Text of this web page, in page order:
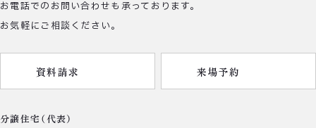
お電話でのお問い合わせも承っております。
お気軽にご相談ください。
資料請求 来場予約
分譲住宅（代表）